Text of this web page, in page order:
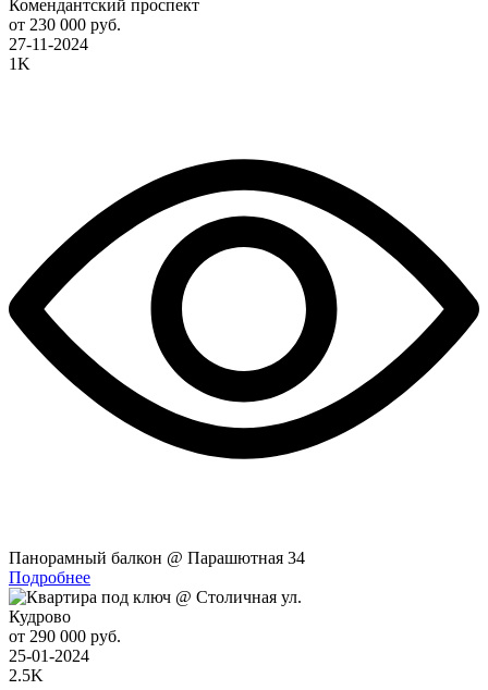
Комендантский проспект
от 230 000 руб.
27-11-2024
1K
Панорамный балкон @ Парашютная 34
Подробнее
Кудрово
от 290 000 руб.
25-01-2024
2.5K